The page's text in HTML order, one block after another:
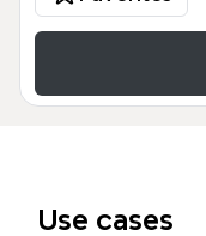
Use cases